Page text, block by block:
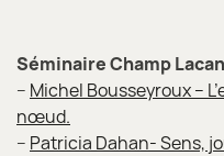
Séminaire Champ
– Michel Bousseyroux –
nœud.
– Patricia Dahan- Sens,